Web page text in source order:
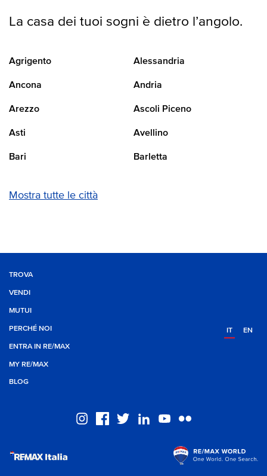
La casa dei tuoi sogni è dietro l’angolo.
Agrigento Alessandria
Ancona Andria
Arezzo Ascoli Piceno
Asti Avellino
Bari Barletta
Mostra tutte le città
TROVA
VENDI
MUTUI
PERCHÉ NOI
ENTRA IN RE/MAX
MY RE/MAX
BLOG
IT EN